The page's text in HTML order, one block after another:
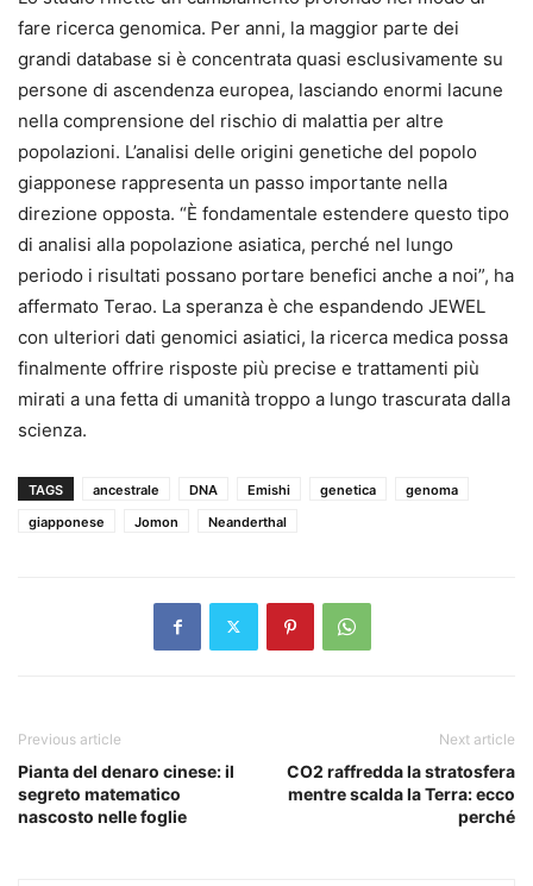
fare ricerca genomica. Per anni, la maggior parte dei
grandi database si è concentrata quasi esclusivamente su
persone di ascendenza europea, lasciando enormi lacune
nella comprensione del rischio di malattia per altre
popolazioni. L’analisi delle origini genetiche del popolo
giapponese rappresenta un passo importante nella
direzione opposta. “È fondamentale estendere questo tipo
di analisi alla popolazione asiatica, perché nel lungo
periodo i risultati possano portare benefici anche a noi”, ha
affermato Terao. La speranza è che espandendo JEWEL
con ulteriori dati genomici asiatici, la ricerca medica possa
finalmente offrire risposte più precise e trattamenti più
mirati a una fetta di umanità troppo a lungo trascurata dalla
scienza.
TAGS ancestrale DNA Emishi genetica
genoma
giapponese
Jomon Neanderthal
Previous article
Pianta del denaro cinese: il
segreto matematico
nascosto nelle foglie
Next article
CO2 raffredda la stratosfera
mentre scalda la Terra: ecco
perché